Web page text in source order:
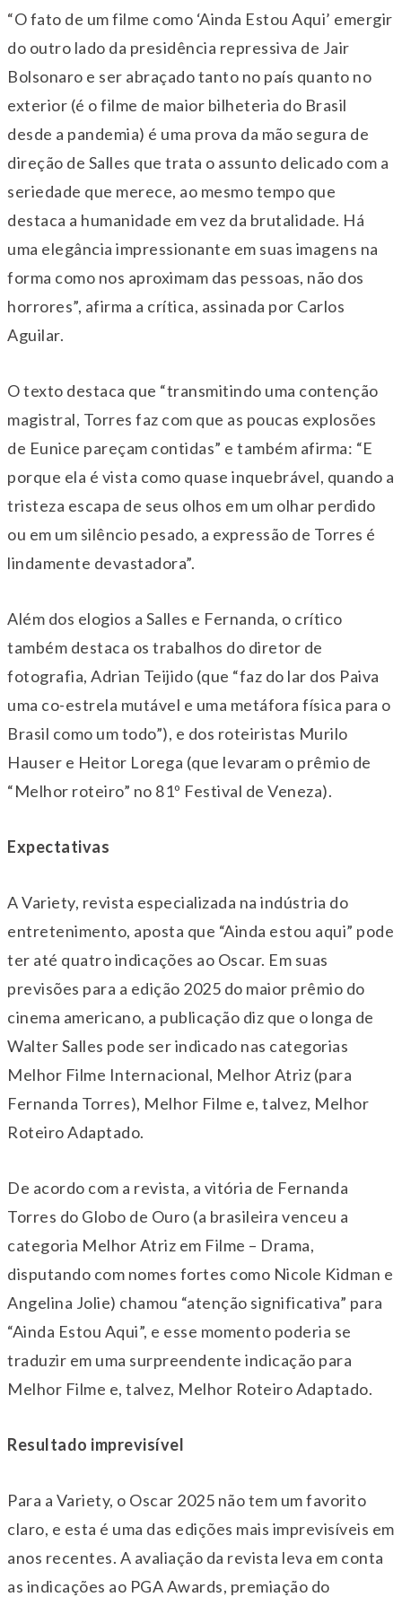
“O fato de um filme como ‘Ainda Estou Aqui’ emergir
do outro lado da presidência repressiva de Jair
Bolsonaro e ser abraçado tanto no país quanto no
exterior (é o filme de maior bilheteria do Brasil
desde a pandemia) é uma prova da mão segura de
direção de Salles que trata o assunto delicado com a
seriedade que merece, ao mesmo tempo que
destaca a humanidade em vez da brutalidade. Há
uma elegância impressionante em suas imagens na
forma como nos aproximam das pessoas, não dos
horrores”, afirma a crítica, assinada por Carlos
Aguilar.
O texto destaca que “transmitindo uma contenção
magistral, Torres faz com que as poucas explosões
de Eunice pareçam contidas” e também afirma: “E
porque ela é vista como quase inquebrável, quando a
tristeza escapa de seus olhos em um olhar perdido
ou em um silêncio pesado, a expressão de Torres é
lindamente devastadora”.
Além dos elogios a Salles e Fernanda, o crítico
também destaca os trabalhos do diretor de
fotografia, Adrian Teijido (que “faz do lar dos Paiva
uma co-estrela mutável e uma metáfora física para o
Brasil como um todo”), e dos roteiristas Murilo
Hauser e Heitor Lorega (que levaram o prêmio de
“Melhor roteiro” no 81º Festival de Veneza).
Expectativas
A Variety, revista especializada na indústria do
entretenimento, aposta que “Ainda estou aqui” pode
ter até quatro indicações ao Oscar. Em suas
previsões para a edição 2025 do maior prêmio do
cinema americano, a publicação diz que o longa de
Walter Salles pode ser indicado nas categorias
Melhor Filme Internacional, Melhor Atriz (para
Fernanda Torres), Melhor Filme e, talvez, Melhor
Roteiro Adaptado.
De acordo com a revista, a vitória de Fernanda
Torres do Globo de Ouro (a brasileira venceu a
categoria Melhor Atriz em Filme – Drama,
disputando com nomes fortes como Nicole Kidman e
Angelina Jolie) chamou “atenção significativa” para
“Ainda Estou Aqui”, e esse momento poderia se
traduzir em uma surpreendente indicação para
Melhor Filme e, talvez, Melhor Roteiro Adaptado.
Resultado imprevisível
Para a Variety, o Oscar 2025 não tem um favorito
claro, e esta é uma das edições mais imprevisíveis em
anos recentes. A avaliação da revista leva em conta
as indicações ao PGA Awards, premiação do